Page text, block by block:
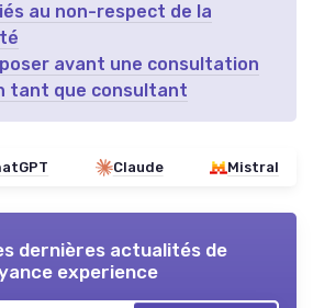
au non-respect de la
avant une consultation
tant que consultant
Claude Mistral
dernières actualités de
experience